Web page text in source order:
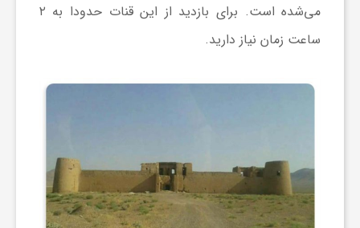
می‌شده است. برای بازدید از این قنات حدودا به ۲
ساعت زمان نیاز دارید.